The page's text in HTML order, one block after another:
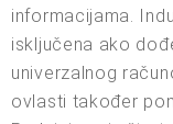
informacijama.
isključena ako
univerzalnog
ovlasti također